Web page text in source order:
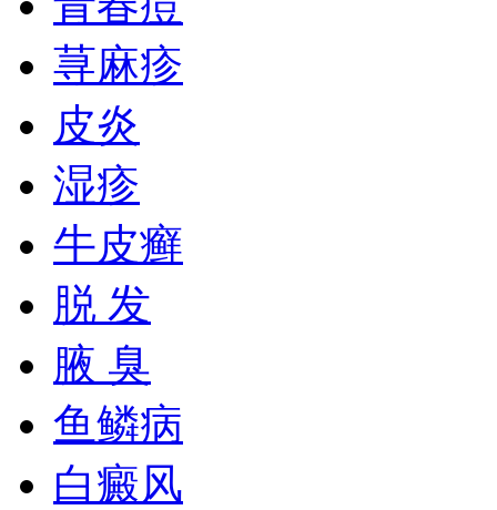
荨麻疹
皮炎
湿疹
牛皮癣
脱 发
腋 臭
鱼鳞病
白癜风